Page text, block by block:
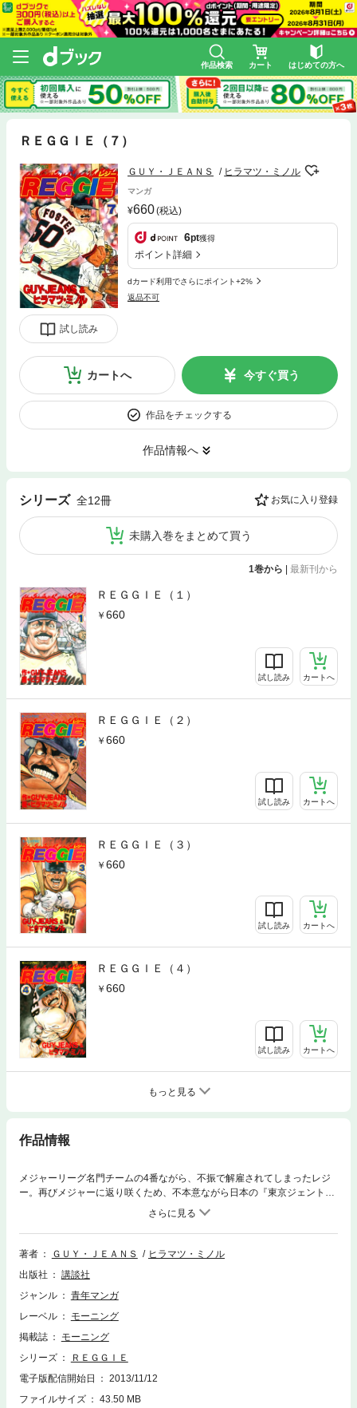
作品検索 カート はじめての方へ
ＲＥＧＧＩＥ（７）
試し読み
ＧＵＹ・ＪＥＡＮＳ ヒラマツ・ミノル
マンガ
660(税込)
6pt獲得
ポイント詳細
dカード利用でさらにポイント+2%
返品不可
カートへ 今すぐ買う
作品をチェックする
作品情報へ
シリーズ 全12冊 お気に入り登録
未購入巻をまとめて買う
1巻から | 最新刊から
ＲＥＧＧＩＥ（１）
660
試し読み カートへ
ＲＥＧＧＩＥ（２）
660
試し読み カートへ
ＲＥＧＧＩＥ（３）
660
試し読み カートへ
ＲＥＧＧＩＥ（４）
660
試し読み カートへ
もっと見る
作品情報
メジャーリーグ名門チームの4番ながら、不振で解雇されてしまったレジ
ー。再びメジャーに返り咲くため、不本意ながら日本の『東京ジェントル
メン』と契約するが……。メジャーのプライドを捨てられないレジーを待
っていたのは、”ベースボール”とは似て非なる”日本式野球”のキツーい洗礼
だった!
著者
ＧＵＹ・ＪＥＡＮＳ
ヒラマツ・ミノル
出版社
講談社
ジャンル
青年マンガ
レーベル
モーニング
掲載誌
モーニング
シリーズ
ＲＥＧＧＩＥ
電子版配信開始日
2013/11/12
ファイルサイズ
43.50 MB